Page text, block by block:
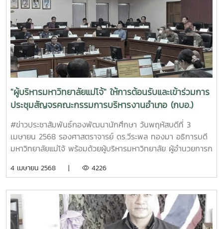
ในโครงการค่ายคุณธรรมเยาวชนคริสเตียน (ค่าย XTreme 6 :
BREAKTHROUGH) ทั้งนี้ มีผู้เข้าร่วมกิจกรรมจะเป็นอนุชนและ
เยาวชนจากทั่วประเทศ ประมาณ 3,000 คน
https://www.facebook.com/share/v/166asZioPW/
Cr.ภาพ/ข้อมูลข่าวสาร (NP) - E21BMF
"ผู้บริหารมหาวิทยาลัยแม่โจ้" ให้การต้อนรับและเข้าร่วมการ
ประชุมสัญจรคณะกรรมการบริหารงานอำเภอ (กบอ.)
ระดับหัวหน้าส่วนราชการ หัวหน้าหน่วยงานรัฐวิสาหกิจ ผู้
บริหารองค์กรปกครองส่วนท้องถิ่น และคณะกรรมการ
รักษาความมั่นคงฯ
#ข่าวประชาสัมพันธ์กองพัฒนานักศึกษา วันพฤหัสบดีที่ 3
เมษายน 2568 รองศาสตราจารย์ ดร.วีระพล ทองมา อธิการบดี
มหาวิทยาลัยแม่โจ้ พร้อมด้วยผู้บริหารมหาวิทยาลัย ผู้อำนวยการก
เกี่ยวข้อง ให้การต้อนรับและเข้าร่วมการประชุมสัญจรคณะ
หัวหน้าหน่วยงานรัฐวิสาหกิจ ผู้บริหารองค์กรปกครองส่วนท้อง
ถิ่น และคณะกรรมการรักษาความมั่นคงฯ ครั้งที่ 4/2568 ประจำ
เดือนเมษายน 2568 โดยมี นายกิติพัฒน์ กะวัง นายอำเภอ
4 เมษายน 2568 | 4226